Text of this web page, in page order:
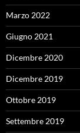
Marzo 2022
Giugno 2021
Dicembre 2020
Dicembre 2019
Ottobre 2019
Settembre 2019